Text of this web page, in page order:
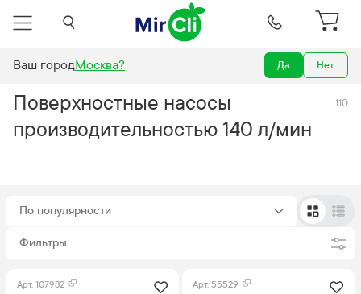
Ваш городМосква? Да Нет
Насосы и септики 140 л/мин
Поверхностные насосы
производительностью 140 л/мин
110
По популярности
Фильтры
Арт. 107982 Арт. 55529